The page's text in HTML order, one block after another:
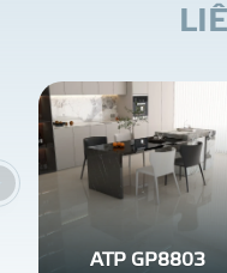
LIÊ
ATP GP8803